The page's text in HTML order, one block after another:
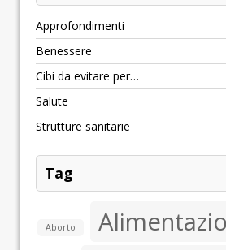
Approfondimenti
Benessere
Cibi da evitare per…
Salute
Strutture sanitarie
Tag
Aborto